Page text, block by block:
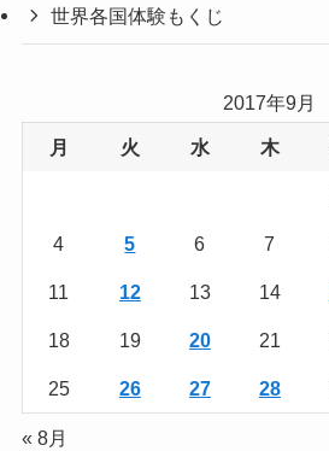
世界各国体験もくじ
2017年9月
月 火 水 木
4 5 6 7
11 12 13 14
18 19 20 21
25 26 27 28
« 8月